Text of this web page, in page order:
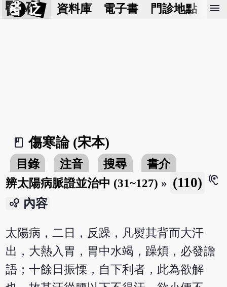
醫 砭 資料庫 電子書 門診地點 預
menu
book_2
傷寒論 (宋本)
目錄 注音 搜尋
書介
辨太陽病脈證並治中 (31~127) » (110) hearing
bubble_chart 內容
太陽病，二日，反躁，凡熨其背而大汗
出，大熱入胃，胃中水竭，躁煩，必發譫
語；十餘日振慄，自下利者，此為欲解